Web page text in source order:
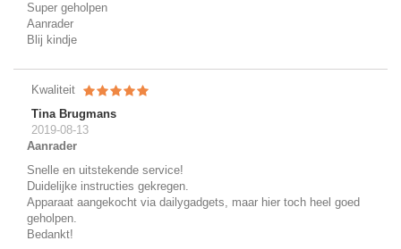
Super geholpen
Aanrader
Blij kindje
Kwaliteit
Tina Brugmans
2019-08-13
Aanrader
Snelle en uitstekende service!
Duidelijke instructies gekregen.
Apparaat aangekocht via dailygadgets, maar hier toch heel goed
geholpen.
Bedankt!